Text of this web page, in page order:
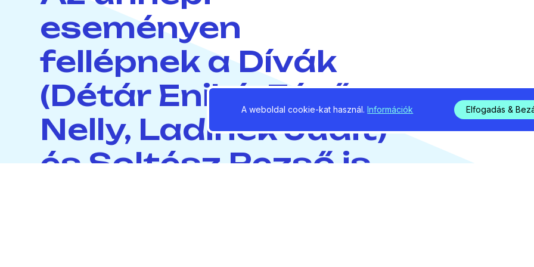
eseményen
fellépnek a Dívák
(Détár Enikó, Fésűs
Nelly, Ladinek Judit)
és Soltész Rezső is.
A weboldal cookie-kat használ.Információk Elfogadás &